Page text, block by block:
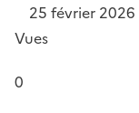
25 février 2026
Vues
0